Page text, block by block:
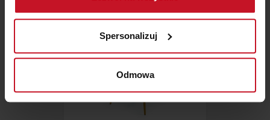
Identyfikować Twoje urządzenie, aktywnie
(fingerprinting, czyli wirtualny odcisk palca)
Dowiedz się więcej odnośnie tego, jak Twoje osobiste
dane są przetwarzane oraz ustaw własne preferencje w
zmienić lub wycofać swoją zgodę w dowolnej chwili.
Spersonalizuj
Odmowa